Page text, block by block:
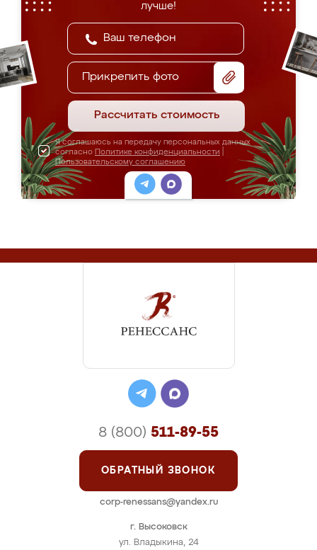
лучше!
Прикрепить фото
Рассчитать стоимость
Я соглашаюсь на передачу персональных данных
согласно Политике конфиденциальности
Пользовательскому соглашению
г. Высоковск
ул. Владыкина, 24
8 (800) 511-89-55
ОБРАТНЫЙ ЗВОНОК
corp-renessans@yandex.ru